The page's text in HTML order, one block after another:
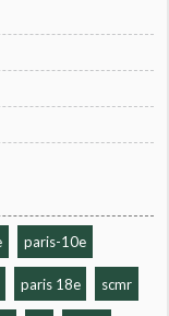
paris-10e
paris 18e scmr